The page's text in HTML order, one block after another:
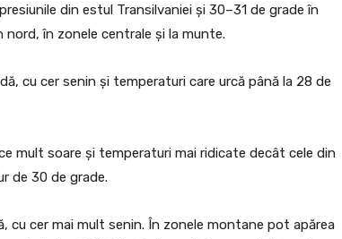
din estul Transilvaniei și 30–31 de grade în
în zonele centrale și la munte.
cu cer senin și temperaturi care urcă până la 28 de
mult soare și temperaturi mai ridicate decât cele din
de 30 de grade.
cu cer mai mult senin. În zonele montane pot apărea